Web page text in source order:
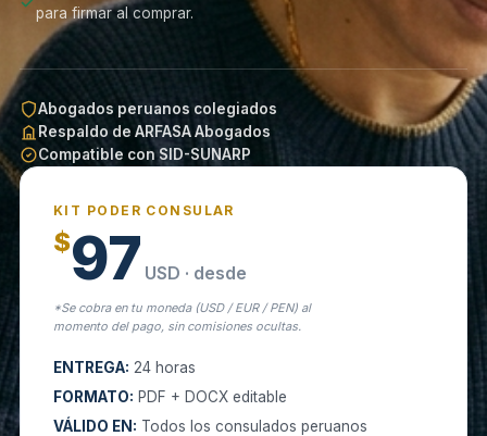
para firmar al comprar.
Abogados peruanos colegiados
Respaldo de ARFASA Abogados
Compatible con SID-SUNARP
KIT PODER CONSULAR
$97 USD · desde
*Se cobra en tu moneda (USD / EUR / PEN) al
momento del pago, sin comisiones ocultas.
ENTREGA: 24 horas
FORMATO: PDF + DOCX editable
VÁLIDO EN: Todos los consulados peruanos